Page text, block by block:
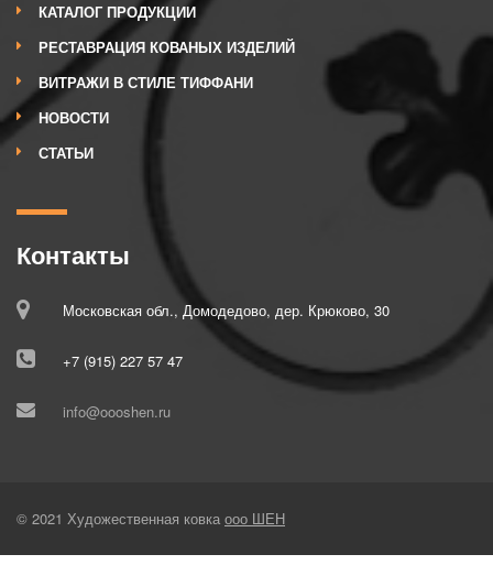
КАТАЛОГ ПРОДУКЦИИ
РЕСТАВРАЦИЯ КОВАНЫХ ИЗДЕЛИЙ
ВИТРАЖИ В СТИЛЕ ТИФФАНИ
НОВОСТИ
СТАТЬИ
Контакты
Московская обл., Домодедово, дер. Крюково, 30
+7 (915) 227 57 47
info@oooshen.ru
© 2021 Художественная ковка ооо ШЕН